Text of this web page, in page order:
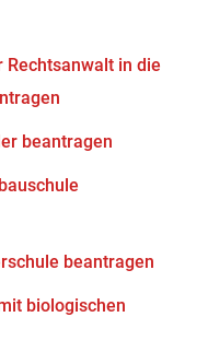
in die
beantragen
beantragen
biologischen